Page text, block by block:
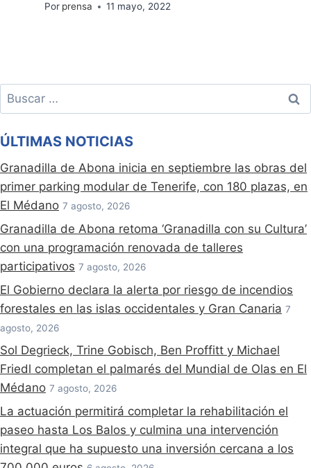
Por prensa 11 mayo, 2022
Buscar:
ÚLTIMAS NOTICIAS
Granadilla de Abona inicia en septiembre las obras del
primer parking modular de Tenerife, con 180 plazas, en
El Médano 7 agosto, 2026
Granadilla de Abona retoma ‘Granadilla con su Cultura’
con una programación renovada de talleres
participativos 7 agosto, 2026
El Gobierno declara la alerta por riesgo de incendios
forestales en las islas occidentales y Gran Canaria 7
agosto, 2026
Sol Degrieck, Trine Gobisch, Ben Proffitt y Michael
Friedl completan el palmarés del Mundial de Olas en El
Médano 7 agosto, 2026
La actuación permitirá completar la rehabilitación el
paseo hasta Los Balos y culmina una intervención
integral que ha supuesto una inversión cercana a los